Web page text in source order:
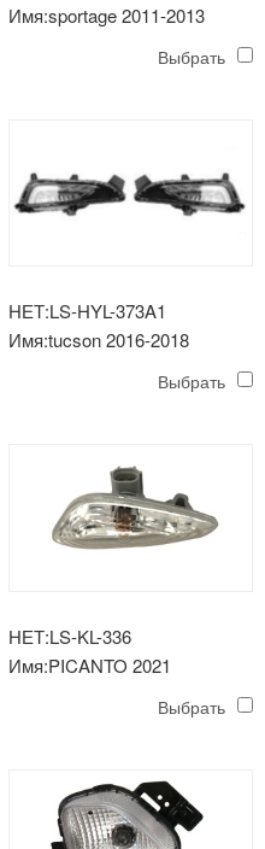
Имя:sportage 2011-2013
ПРОТИВОТУМАННЫХ ФАР
Выбрать
НЕТ:LS-HYL-373A1
Имя:tucson 2016-2018
Выбрать
НЕТ:LS-KL-336
Имя:PICANTO 2021
Выбрать